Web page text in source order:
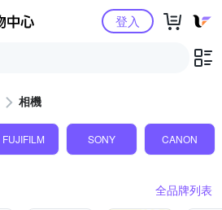
Yahoo購物中心登入
相機
FUJIFILM SONY CANON
全品牌列表